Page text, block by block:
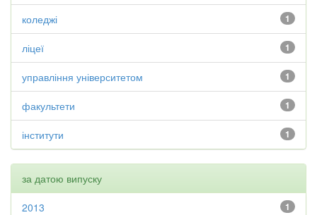
1
коледжі
1
ліцеї
1
управління університетом
1
факультети
1
інститути
за датою випуску
1
2013